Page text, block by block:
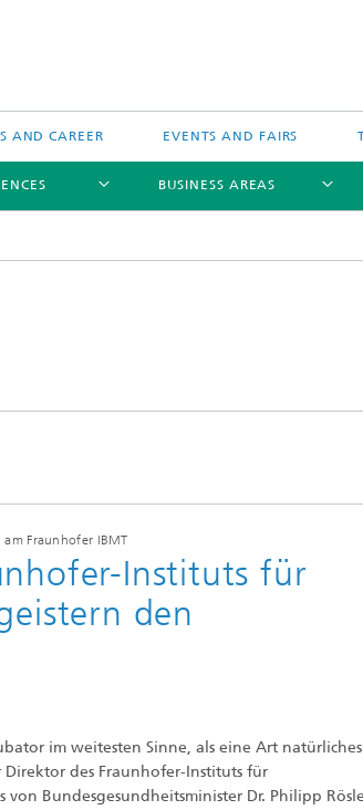
AND CAREER EVENTS AND FAIRS
Therapeutic Ultrasound
BUSINESS AREAS
Fraunhofer IBMT
Instituts für
den
im weitesten Sinne, als eine Art natürliches
des Fraunhofer-Instituts für
von Bundesgesundheitsminister Dr. Philipp